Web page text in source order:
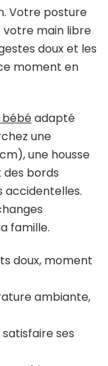
Votre posture
main libre
doux et les
moment en
bébéadapté
une
une housse
bords
accidentelles.
famille.
doux, moment
ambiante,
ses